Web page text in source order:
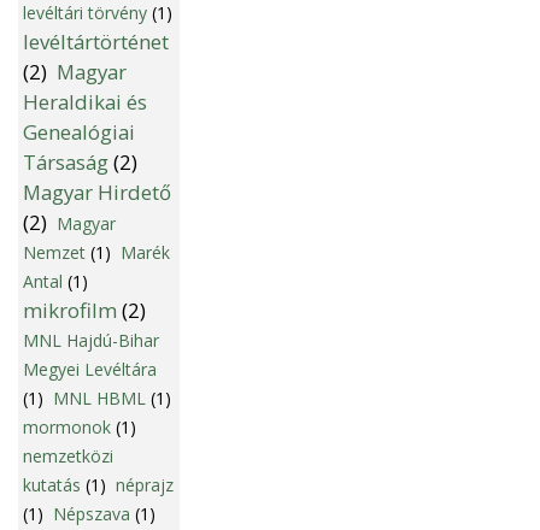
levéltári törvény (1)
levéltártörténet
(2) Magyar
Heraldikai és
Genealógiai
Társaság(2)
Magyar Hirdető
(2) Magyar
Nemzet (1) Marék
Antal (1)
mikrofilm (2)
MNL Hajdú-Bihar
Megyei Levéltára
(1) MNL HBML (1)
mormonok (1)
nemzetközi
kutatás (1) néprajz
(1) Népszava (1)